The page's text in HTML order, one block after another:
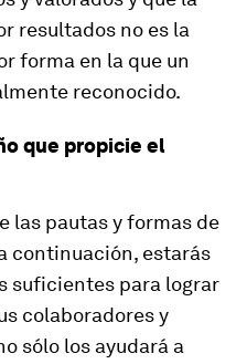
resultados no es la
forma en la que un
reconocido.
que propicie el
las pautas y formas de
continuación, estarás
suficientes para lograr
colaboradores y
sólo los ayudará a